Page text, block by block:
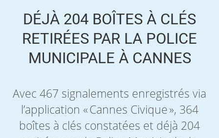
DÉJÀ 204 BOÎTES À CLÉS
RETIRÉES PAR LA POLICE
MUNICIPALE À CANNES
Avec 467 signalements enregistrés via
l’application « Cannes Civique », 364
boîtes à clés constatées et déjà 204